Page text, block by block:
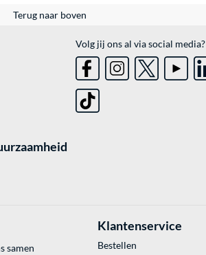
Terug naar boven
Volg jij ons al via social media?
samen
Klantenservice
Bestellen